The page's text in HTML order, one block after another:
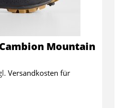
Mountain
Versandkosten für